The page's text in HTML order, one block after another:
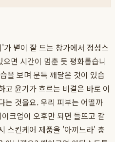
볕이 잘 드는 창가에서 정성스
면 시간이 멈춘 듯 평화롭습니
을 보며 문득 깨달은 것이 있습
고 윤기가 흐르는 비결은 바로 이
는 것을요. 우리 피부는 어떨까
크업이 오후만 되면 들뜨고 갈
스킨케어 제품을 '아끼느라' 충